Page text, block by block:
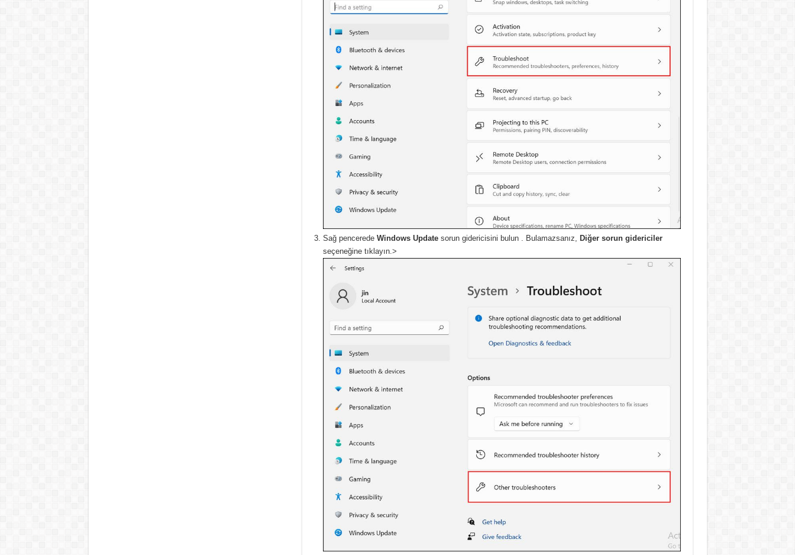
Sağ pencerede Windows Updatesorun gidericisini bulun . Bulamazsanız, Diğer sorun gidericiler
seçeneğine tıklayın.>